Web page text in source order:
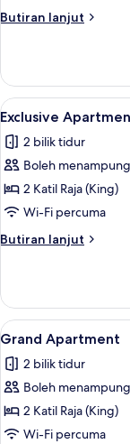
Butiran lanjut
Butiran
Apartment
Lihat
semua
foto
untuk
Exclusive
Apartment
9
Exclusive
2 bilik tidur
Boleh
2 Katil Raja (King)
Wi-Fi percuma
Butiran lanjut
Butiran
Apartment
Lihat
semua
foto
untuk
Grand
Apartment
8
Grand Apartment
2 bilik tidur
Boleh
2 Katil Raja (King)
Wi-Fi percuma